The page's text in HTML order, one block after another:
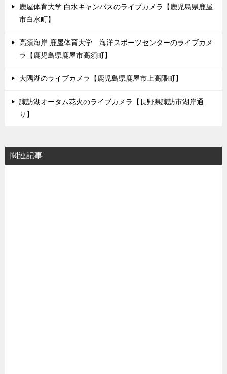
鹿屋体育大学 白水キャンパスのライブカメラ【鹿児島県鹿屋
市白水町】
高須海岸 鹿屋体育大学 海洋スポーツセンターのライブカメ
ラ【鹿児島県鹿屋市高須町】
大隅湖のライブカメラ【鹿児島県鹿屋市上高隈町】
諏訪湖オータム花火のライブカメラ【長野県諏訪市湖岸通
り】
関連記事